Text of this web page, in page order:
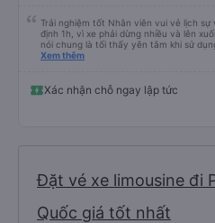
Trải nghiệm tốt Nhân viên vui vẻ lịch
định 1h, vì xe phải dừng nhiều và lên
nói chung là tối thấy yên tâm khi sử
hộ và giới thiệu cho người thân sử dụng
Xem thêm
Xác nhận chỗ ngay lập tức
Đặt vé xe limousine đi
Quốc giá tốt nhất